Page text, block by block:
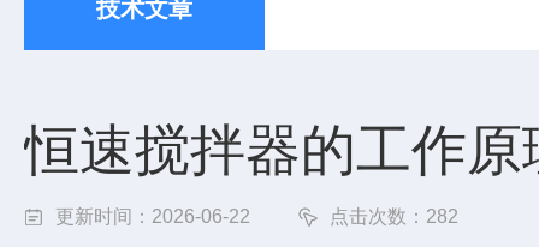
技术文章
恒速搅拌器的工作
更新时间：2026-06-22 点击次数：282